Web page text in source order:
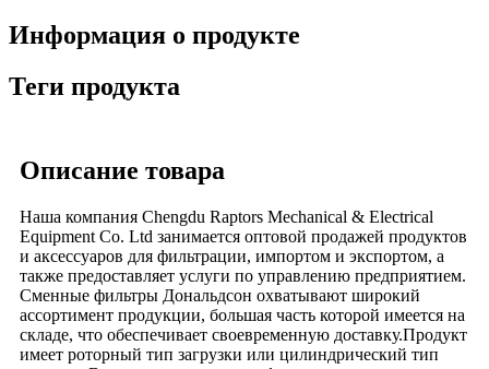
Информация о продукте
Теги продукта
Описание товара
Наша компания Chengdu Raptors Mechanical & Electrical
Equipment Co. Ltd занимается оптовой продажей продуктов
и аксессуаров для фильтрации, импортом и экспортом, а
также предоставляет услуги по управлению предприятием.
Сменные фильтры Дональдсон охватывают широкий
ассортимент продукции, большая часть которой имеется на
складе, что обеспечивает своевременную доставку.Продукт
имеет роторный тип загрузки или цилиндрический тип